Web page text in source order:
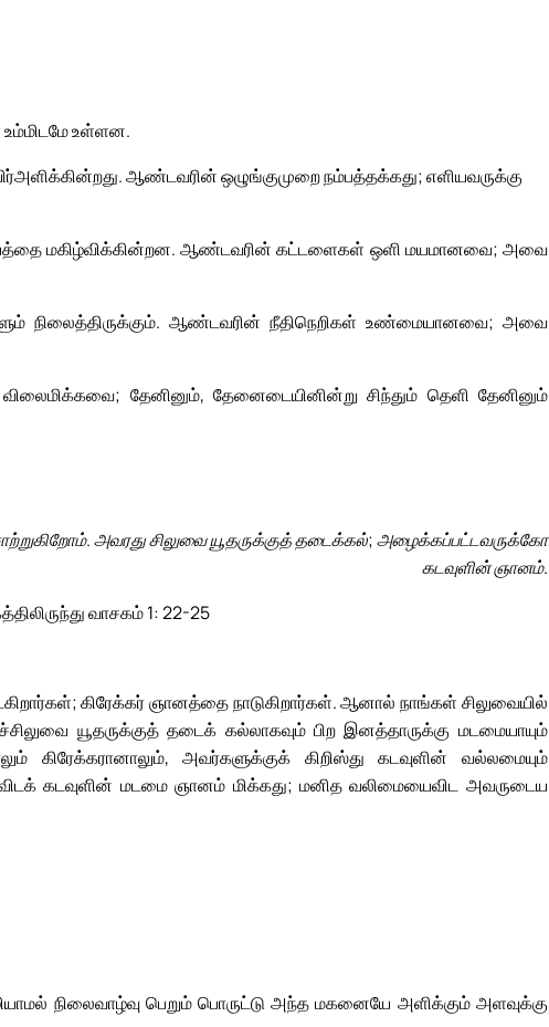
உள்ளன.
ஆண்டவரின் ஒழுங்குமுறை நம்பத்தக்கது; எளியவருக்கு
மகிழ்விக்கின்றன. ஆண்டவரின் கட்டளைகள் ஒளி மயமானவை; அவை
நிலைத்திருக்கும். ஆண்டவரின் நீதிநெறிகள் உண்மையானவை; அவை
தேனினும், தேனைடையினின்று சிந்தும் தெளி தேனினும்
அவரது சிலுவை யூதருக்குத் தடைக்கல்; அழைக்கப்பட்டவருக்கோ
கடவுளின் ஞானம்.
வாசகம் 1: 22-25
கிரேக்கர் ஞானத்தை நாடுகிறார்கள். ஆனால் நாங்கள் சிலுவையில்
யூதருக்குத் தடைக் கல்லாகவும் பிற இனத்தாருக்கு மடமையாயும்
கிரேக்கரானாலும், அவர்களுக்குக் கிறிஸ்து கடவுளின் வல்லமையும்
கடவுளின் மடமை ஞானம் மிக்கது; மனித வலிமையைவிட அவருடைய
நிலைவாழ்வு பெறும் பொருட்டு அந்த மகனையே அளிக்கும் அளவுக்கு